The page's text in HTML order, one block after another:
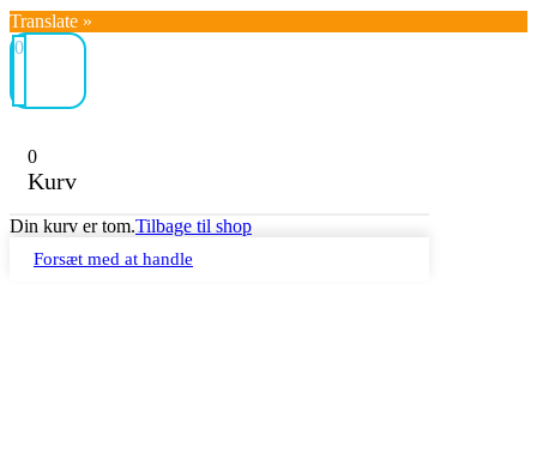
Translate »
0
0
Kurv
Din kurv er tom.Tilbage til shop
Forsæt med at handle